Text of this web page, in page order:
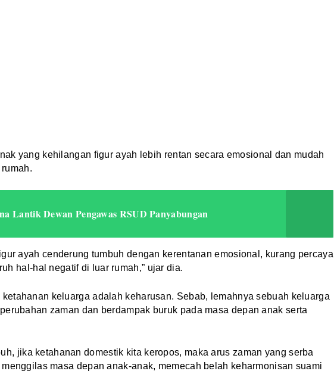
yang kehilangan figur ayah lebih rentan secara emosional dan mudah
Lantik Dewan Pengawas RSUD Panyabungan
ayah cenderung tumbuh dengan kerentanan emosional, kurang percaya
hal-hal negatif di luar rumah,” ujar dia.
keluarga adalah keharusan. Sebab, lemahnya sebuah keluarga
zaman dan berdampak buruk pada masa depan anak serta
jika ketahanan domestik kita keropos, maka arus zaman yang serba
masa depan anak-anak, memecah belah keharmonisan suami